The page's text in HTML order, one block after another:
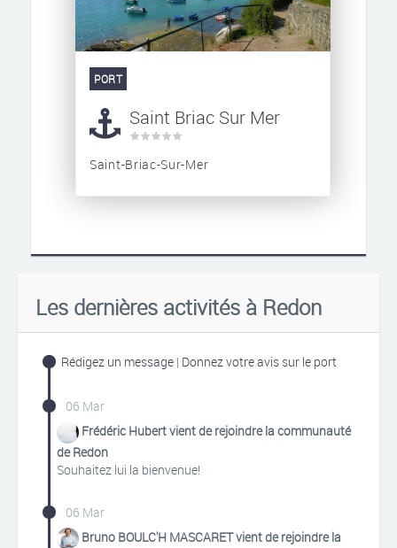
PORT
Saint Briac Sur Mer
Saint-Briac-Sur-Mer
Les dernières activités à Redon
Rédigez un message | Donnez votre avis sur le port
06 Mar
Frédéric Hubert vient de rejoindre la communauté
de Redon
Souhaitez lui la bienvenue!
06 Mar
Bruno BOULC'H MASCARET vient de rejoindre la